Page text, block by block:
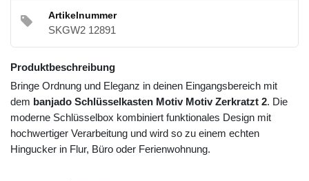
Artikelnummer
SKGW2 12891
Produktbeschreibung
Bringe Ordnung und Eleganz in deinen Eingangsbereich mit
dem banjado Schlüsselkasten Motiv Motiv Zerkratzt 2. Die
moderne Schlüsselbox kombiniert funktionales Design mit
hochwertiger Verarbeitung und wird so zu einem echten
Hingucker in Flur, Büro oder Ferienwohnung.